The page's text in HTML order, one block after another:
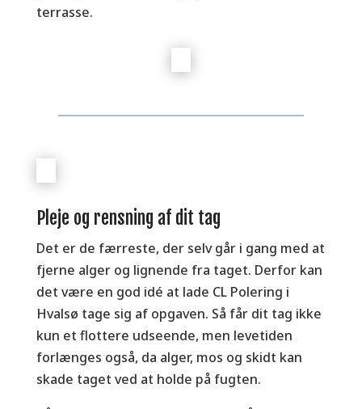
terrasse.
Pleje og rensning af dit tag
Det er de færreste, der selv går i gang med at
fjerne alger og lignende fra taget. Derfor kan
det være en god idé at lade CL Polering i
Hvalsø tage sig af opgaven. Så får dit tag ikke
kun et flottere udseende, men levetiden
forlænges også, da alger, mos og skidt kan
skade taget ved at holde på fugten.